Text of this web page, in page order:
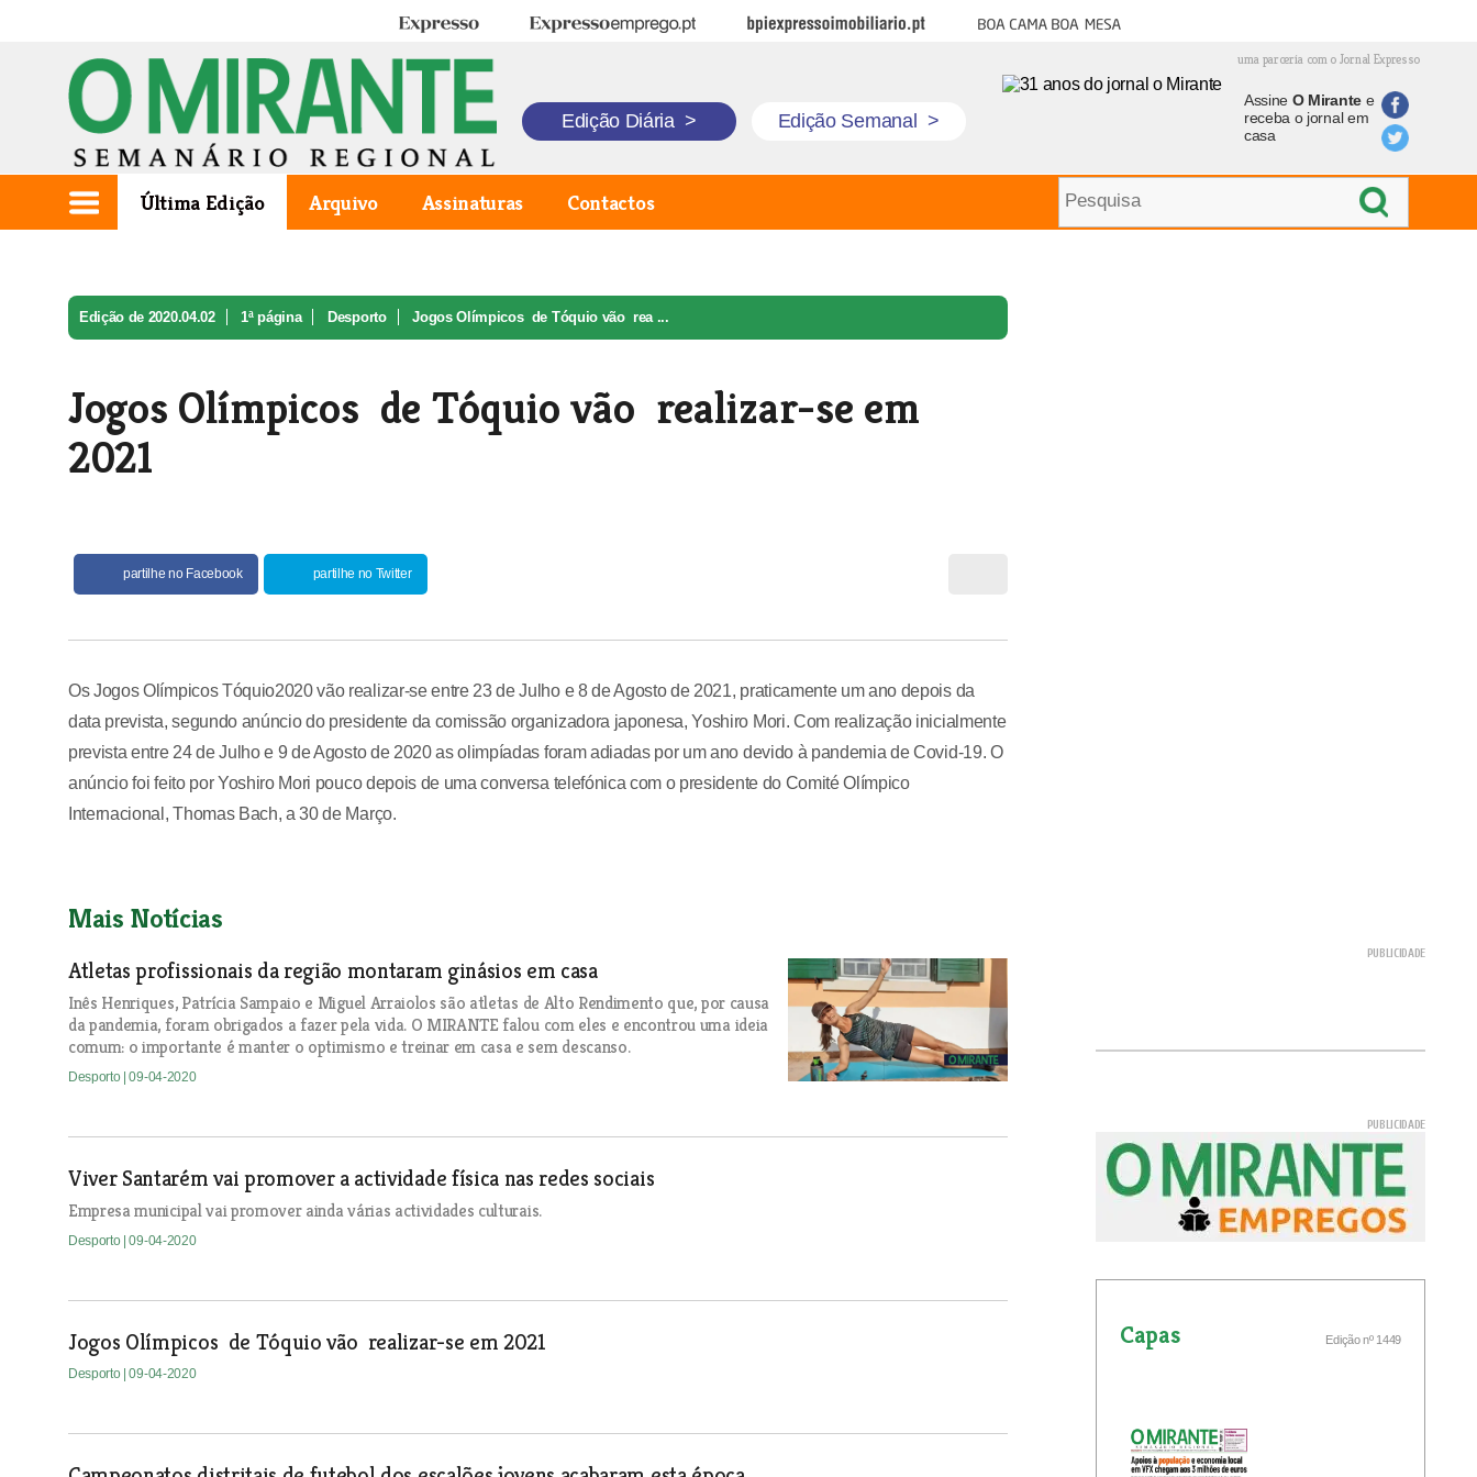
Expresso Expresso Emprego BPI Expresso Imobiliário Boa cama boa mesa
uma parceria com o Jornal Expresso
Edição Diária > Edição Semanal >
Assine O Mirantee
receba o jornal em
casa
Última Edição Arquivo Assinaturas Contactos
Edição de 2020.04.02 1ª página Desporto Jogos Olímpicos de Tóquio vão rea ...
Jogos Olímpicos de Tóquio vão realizar-se em
2021
partilhe no Facebook partilhe no Twitter
Os Jogos Olímpicos Tóquio2020 vão realizar-se entre 23 de Julho e 8 de Agosto de 2021, praticamente um ano depois da
data prevista, segundo anúncio do presidente da comissão organizadora japonesa, Yoshiro Mori. Com realização inicialmente
prevista entre 24 de Julho e 9 de Agosto de 2020 as olimpíadas foram adiadas por um ano devido à pandemia de Covid-19. O
anúncio foi feito por Yoshiro Mori pouco depois de uma conversa telefónica com o presidente do Comité Olímpico
Internacional, Thomas Bach, a 30 de Março.
Mais Notícias
Atletas profissionais da região montaram ginásios em casa
Inês Henriques, Patrícia Sampaio e Miguel Arraiolos são atletas de Alto Rendimento que, por causa
da pandemia, foram obrigados a fazer pela vida. O MIRANTE falou com eles e encontrou uma ideia
comum: o importante é manter o optimismo e treinar em casa e sem descanso.
Desporto | 09-04-2020
Viver Santarém vai promover a actividade física nas redes sociais
Empresa municipal vai promover ainda várias actividades culturais.
Desporto | 09-04-2020
Jogos Olímpicos de Tóquio vão realizar-se em 2021
Desporto | 09-04-2020
Capas Edição nº 1449